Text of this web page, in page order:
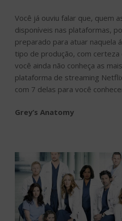
Você já ouviu falar que, quem
disponíveis nas plataformas,
preparado para atuar naquela
tipo de produção, com certeza
você ainda não conheça as
plataforma de streaming
com 7 delas para você
Grey’s Anatomy